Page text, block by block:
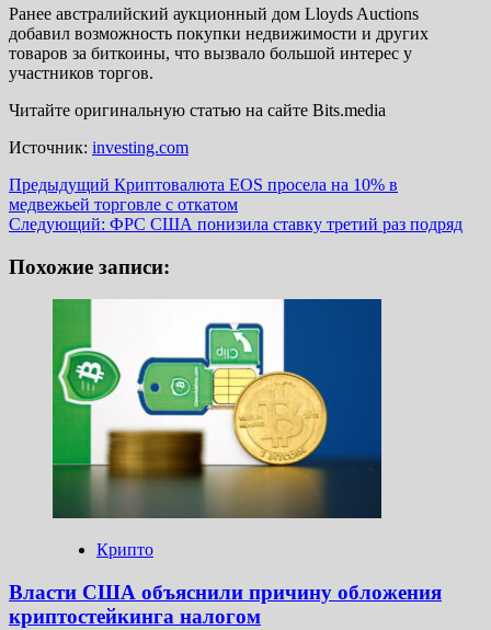
Ранее австралийский аукционный дом Lloyds Auctions
добавил возможность покупки недвижимости и других
товаров за биткоины, что вызвало большой интерес у
участников торгов.
Читайте оригинальную статью на сайте Bits.media
Источник: investing.com
Навигация
записи
Предыдущий Криптовалюта EOS просела на 10% в
медвежьей торговле с откатом
Следующий: ФРС США понизила ставку третий раз подряд
Похожие записи:
Крипто
Власти США объяснили причину обложения
криптостейкинга налогом